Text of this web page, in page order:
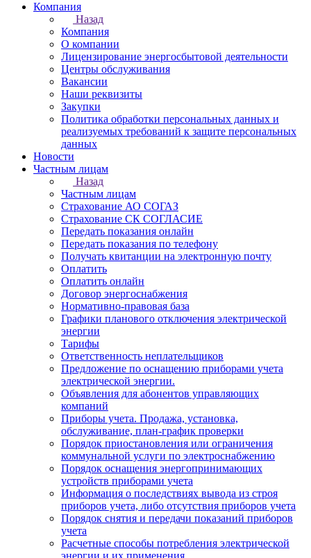
Компания
Назад
Компания
О компании
Лицензирование энергосбытовой деятельности
Центры обслуживания
Вакансии
Наши реквизиты
Закупки
Политика обработки персональных данных и
реализуемых требований к защите персональных
данных
Новости
Частным лицам
Назад
Частным лицам
Страхование АО СОГАЗ
Страхование СК СОГЛАСИЕ
Передать показания онлайн
Передать показания по телефону
Получать квитанции на электронную почту
Оплатить
Оплатить онлайн
Договор энергоснабжения
Нормативно-правовая база
Графики планового отключения электрической
энергии
Тарифы
Ответственность неплательщиков
Предложение по оснащению приборами учета
электрической энергии.
Объявления для абонентов управляющих
компаний
Приборы учета. Продажа, установка,
обслуживание, план-график проверки
Порядок приостановления или ограничения
коммунальной услуги по электроснабжению
Порядок оснащения энергопринимающих
устройств приборами учета
Информация о последствиях вывода из строя
приборов учета, либо отсутствия приборов учета
Порядок снятия и передачи показаний приборов
учета
Расчетные способы потребления электрической
энергии и их применения